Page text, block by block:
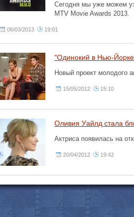
Сегодня мы уже можем
MTV Movie Awards 2013.
06/03/2013 19:01
"Одинокий в Нью-
Новый проект молодого
15/05/2012 15:10
Оливия Уайлд стала
Актриса появилась на
20/04/2012 19:42